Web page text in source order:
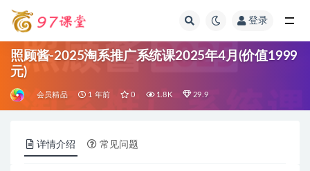
登录
照顾酱-2025淘系推广系统课2025年4月(价值1999
元)
会员精品 1 年前 0 1.8K 29.9
详情介绍 常见问题